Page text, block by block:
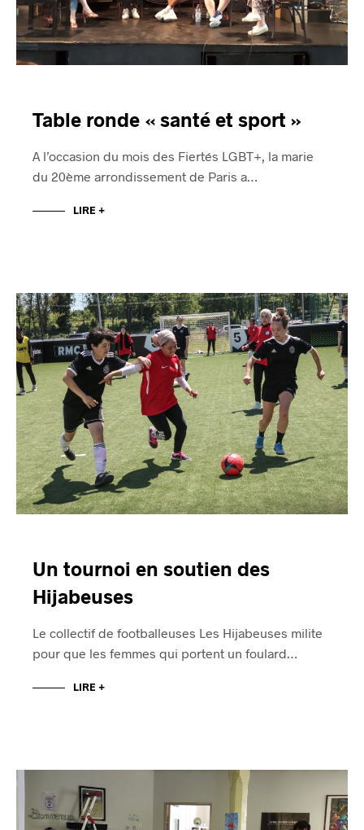
Table ronde « santé et sport »
A l’occasion du mois des Fiertés LGBT+, la marie
du 20ème arrondissement de Paris a…
LIRE +
Un tournoi en soutien des
Hijabeuses
Le collectif de footballeuses Les Hijabeuses milite
pour que les femmes qui portent un foulard…
LIRE +